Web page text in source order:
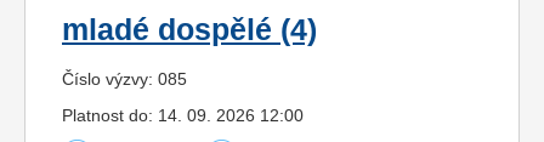
mladé dospělé (4)
Číslo výzvy: 085
Platnost do: 14. 09. 2026 12:00